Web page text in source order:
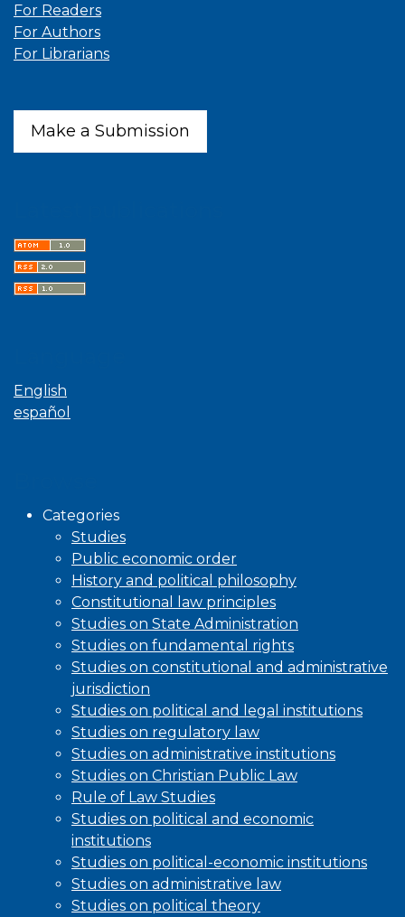
For Readers
For Authors
For Librarians
Make a Submission
English
español
Categories
Studies
Public economic order
History and political philosophy
Constitutional law principles
Studies on State Administration
Studies on fundamental rights
Studies on constitutional and administrative
jurisdiction
Studies on political and legal institutions
Studies on regulatory law
Studies on administrative institutions
Studies on Christian Public Law
Rule of Law Studies
Studies on political and economic
institutions
Studies on political-economic institutions
Studies on administrative law
Studies on political theory